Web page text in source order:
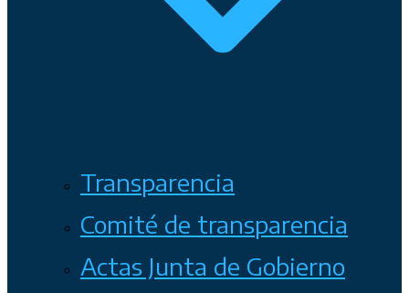
Transparencia
Comité de transparencia
Actas Junta de Gobierno